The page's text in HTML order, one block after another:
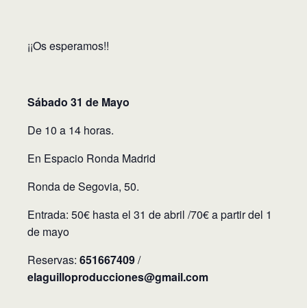
¡¡Os esperamos!!
Sábado 31 de Mayo
De 10 a 14 horas.
En Espacio Ronda Madrid
Ronda de Segovia, 50.
Entrada: 50€ hasta el 31 de abril /70€ a partir del 1
de mayo
Reservas: 651667409/
elaguilloproducciones@gmail.com